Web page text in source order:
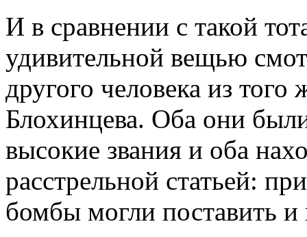
И в сравнении с такой
удивительной вещью
другого человека из
Блохинцева. Оба они
высокие звания и оба
расстрельной статьей:
бомбы могли поставить и